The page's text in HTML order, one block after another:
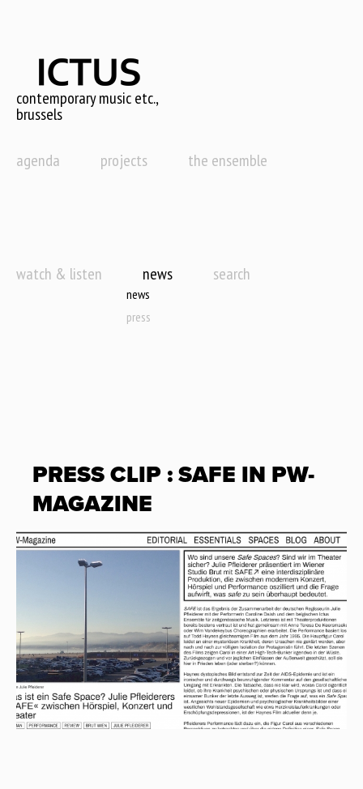
content
contemporary music etc.,
brussels
agenda projects the ensemble
watch & listen news
news
press
search
PRESS CLIP : SAFE IN PW-
MAGAZINE